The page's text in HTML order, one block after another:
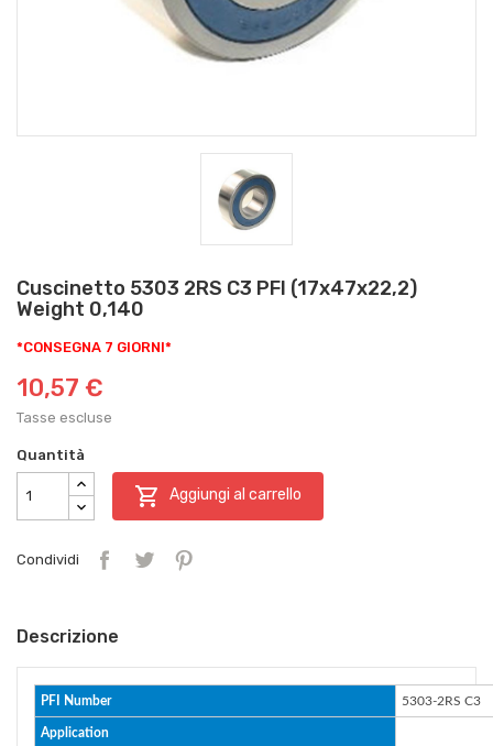
Cuscinetto 5303 2RS C3 PFI (17x47x22,2)
Weight 0,140
*CONSEGNA 7 GIORNI*
10,57 €
Tasse escluse
Quantità
 Aggiungi al carrello
Condividi
Descrizione
PFI Number 5303-2RS C3
Application